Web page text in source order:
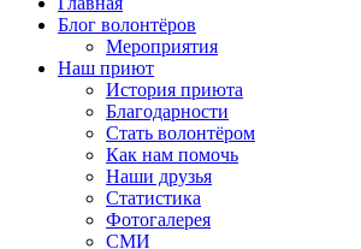
Блог волонтёров
Мероприятия
Наш приют
История приюта
Благодарности
Cтать волонтёром
Как нам помочь
Наши друзья
Статистика
Фотогалерея
СМИ